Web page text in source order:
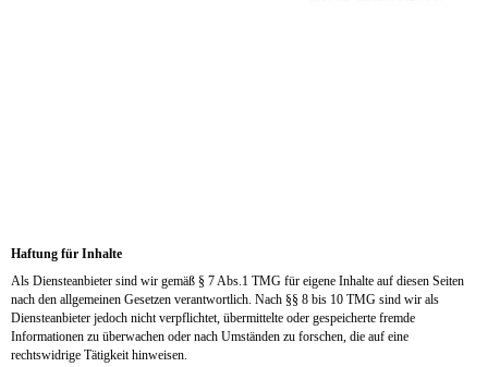
Haftung für Inhalte
Als Diensteanbieter sind wir gemäß § 7 Abs.1 TMG für eigene Inhalte auf diesen Seiten
nach den allgemeinen Gesetzen verantwortlich. Nach §§ 8 bis 10 TMG sind wir als
Diensteanbieter jedoch nicht verpflichtet, übermittelte oder gespeicherte fremde
Informationen zu überwachen oder nach Umständen zu forschen, die auf eine
rechtswidrige Tätigkeit hinweisen.